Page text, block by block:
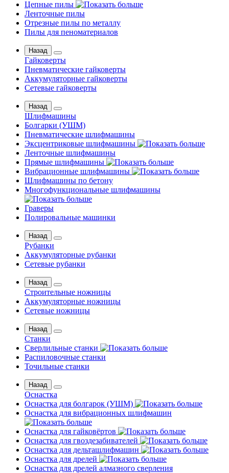
Цепные пилы
Ленточные пилы
Отрезные пилы по металлу
Пилы для пеноматериалов
Назад
Гайковерты
Пневматические гайковерты
Аккумуляторные гайковерты
Сетевые гайковерты
Назад
Шлифмашины
Бoлгаpки (УШM)
Пневматические шлифмашины
Эксцентриковые шлифмашины
Ленточные шлифмашины
Прямые шлифмашины
Вибрационные шлифмашины
Шлифмашины по бетону
Многофункциональные шлифмашины
Граверы
Полировальные машинки
Назад
Рубанки
Аккумуляторные рубанки
Сетевые рубанки
Назад
Строительные ножницы
Аккумуляторные ножницы
Сетевые ножницы
Назад
Станки
Сверлильные станки
Распиловочные станки
Точильные станки
Назад
Оснастка
Оснастка для болгарок (УШМ)
Оснастка для вибрационных шлифмашин
Оснастка для гайковёртов
Оснастка для гвоздезабивателей
Оснастка для дельташлифмашин
Оснастка для дрелей
Оснастка для дрелей алмазного сверления